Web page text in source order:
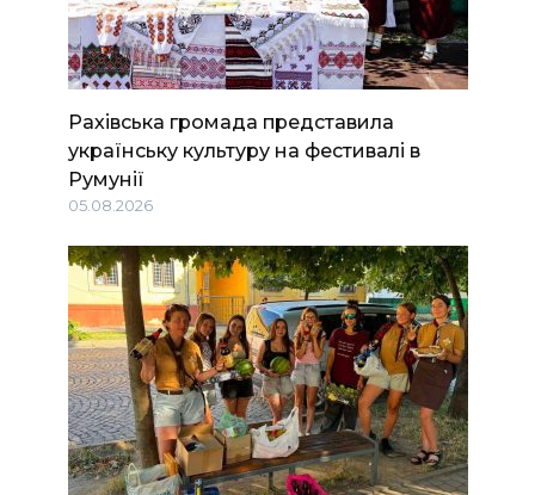
Рахівська громада представила
українську культуру на фестивалі в
Румунії
05.08.2026